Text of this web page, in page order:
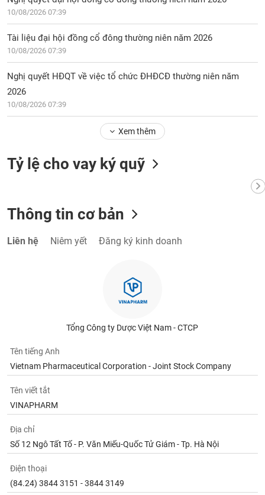
10/08/2026 07:39
Tài liệu đại hội đồng cổ đông thường niên năm 2026
10/08/2026 07:39
Nghị quyết HĐQT về việc tổ chức ĐHĐCĐ thường niên năm
2026
10/08/2026 07:39
Xem thêm
Tỷ lệ cho vay ký quỹ
Thông tin cơ bản
Liên hệ Niêm yết Đăng ký kinh doanh
Tổng Công ty Dược Việt Nam - CTCP
Tên tiếng Anh
Vietnam Pharmaceutical Corporation - Joint Stock Company
Tên viết tắt
VINAPHARM
Địa chỉ
Số 12 Ngô Tất Tố - P. Văn Miếu-Quốc Tử Giám - Tp. Hà Nội
Điện thoại
(84.24) 3844 3151 - 3844 3149